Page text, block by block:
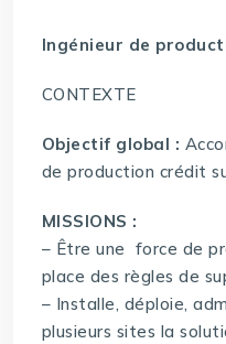
Ingénieur de
CONTEXTE
Objectif global :
de production crédit
MISSIONS :
– Être une force de
place des règles de
– Installe, déploie,
plusieurs sites la